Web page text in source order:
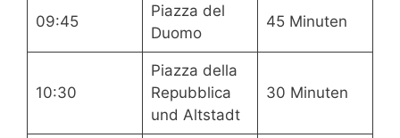
09:45
Piazza del
Duomo
45 Minuten
10:30
Piazza della
Repubblica
und Altstadt
30 Minuten